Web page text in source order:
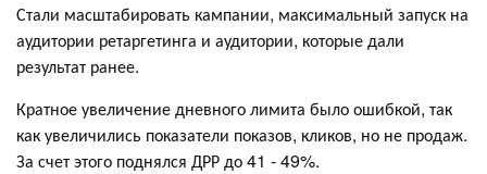
Стали масштабировать кампании, максимальный запуск на
аудитории ретаргетинга и аудитории, которые дали
результат ранее.
Кратное увеличение дневного лимита было ошибкой, так
как увеличились показатели показов, кликов, но не продаж.
За счет этого поднялся ДРР до 41 - 49%.